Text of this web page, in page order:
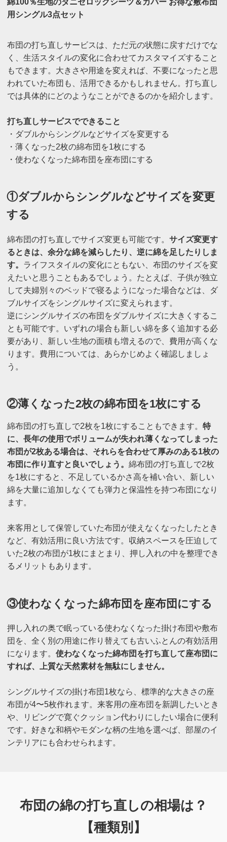
綿100％生地のダニゼロックシーツ＆カバー お得な敷布団
用シングル3点セット
布団の打ち直しサービスは、ただ元の状態に戻すだけでな
く、生活スタイルの変化に合わせてカスタマイズすること
もできます。大きさや用途を変えれば、不要になったと思
われていた布団も、活用できるかもしれません。打ち直し
では具体的にどのようなことができるのかを紹介します。
打ち直しサービスでできること
・ダブルからシングルなどサイズを変更する
・薄くなった2枚の綿布団を1枚にする
・使わなくなった綿布団を座布団にする
①ダブルからシングルなどサイズを変更
する
綿布団の打ち直しでサイズ変更も可能です。 サイズ変更す
るときは、余分な綿を減らしたり、逆に綿を足したりしま
す。 ライフスタイルの変化にともない、布団のサイズを変
えたいと思うこともあるでしょう。たとえば、子供が独立
して夫婦別々のベッドで寝るようになった場合などは、ダ
ブルサイズをシングルサイズに変えられます。
逆にシングルサイズの布団をダブルサイズに大きくするこ
とも可能です。いずれの場合も新しい綿を多く追加する必
要があり、新しい生地の面積も増えるので、費用が高くな
ります。費用については、あらかじめよく確認しましょ
う。
②薄くなった2枚の綿布団を1枚にする
綿布団の打ち直しで2枚を1枚にすることもできます。 特
に、長年の使用でボリュームが失われ薄くなってしまった
布団が2枚ある場合は、それらを合わせて厚みのある1枚の
布団に作り直すと良いでしょう。 綿布団の打ち直しで2枚
を1枚にすると、不足しているかさ高を補い合い、新しい
綿を大量に追加しなくても弾力と保温性を持つ布団になり
ます。
来客用として保管していた布団が使えなくなったしたとき
など、有効活用に良い方法です。収納スペースを圧迫して
いた2枚の布団が1枚にまとまり、押し入れの中を整理でき
るメリットもあります。
③使わなくなった綿布団を座布団にする
押し入れの奥で眠っている使わなくなった掛け布団や敷布
団を、全く別の用途に作り替えても古いふとんの有効活用
になります。 使わなくなった綿布団を打ち直して座布団に
すれば、上質な天然素材を無駄にしません。
シングルサイズの掛け布団1枚なら、標準的な大きさの座
布団が4〜5枚作れます。来客用の座布団を新調したいとき
や、リビングで寛ぐクッション代わりにしたい場合に便利
です。好きな和柄やモダンな柄の生地を選べば、部屋のイ
ンテリアにも合わせられます。
布団の綿の打ち直しの相場は？
【種類別】